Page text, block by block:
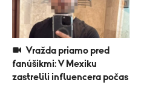
fanúšikmi: V Mexiku
zastrelili influencera počas